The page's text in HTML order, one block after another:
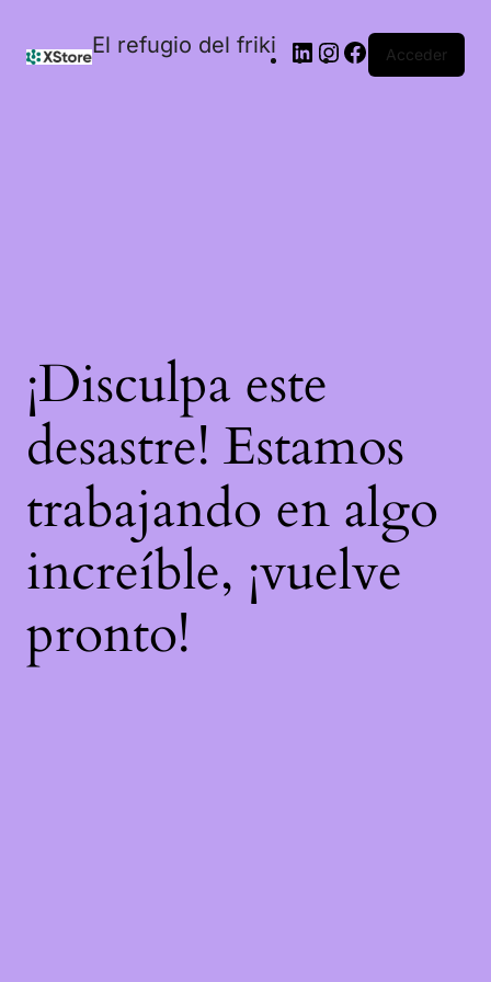
El refugio del friki Acceder
¡Disculpa este
desastre! Estamos
trabajando en algo
increíble, ¡vuelve
pronto!